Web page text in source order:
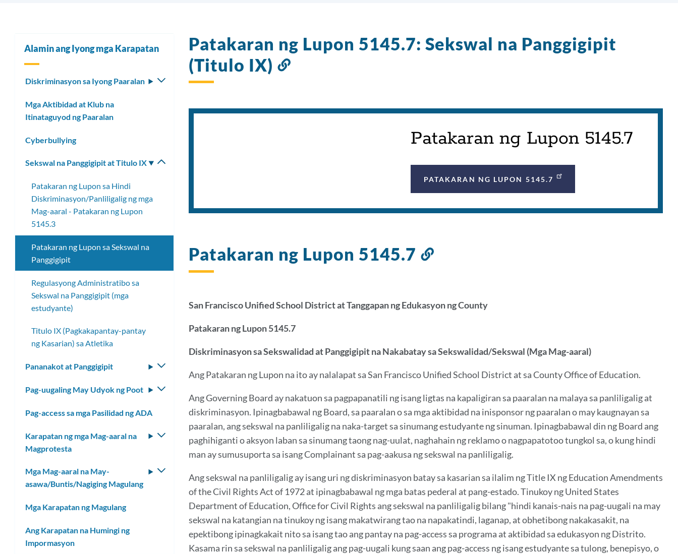
Patakaran ng Lupon 5145.7: Sekswal na Panggigipit
(Titulo IX)
Link
ito
Patakaran ng Lupon 5145.7
PATAKARAN NG LUPON 5145.7
Patakaran ng Lupon 5145.7
Link
ito
San Francisco Unified School District at Tanggapan ng Edukasyon ng County
Patakaran ng Lupon 5145.7
Diskriminasyon sa Sekswalidad at Panggigipit na Nakabatay sa Sekswalidad/Sekswal (Mga Mag-aaral)
Ang Patakaran ng Lupon na ito ay nalalapat sa San Francisco Unified School District at sa County Office of Education.
Ang Governing Board ay nakatuon sa pagpapanatili ng isang ligtas na kapaligiran sa paaralan na malaya sa panliligalig at
diskriminasyon. Ipinagbabawal ng Board, sa paaralan o sa mga aktibidad na inisponsor ng paaralan o may kaugnayan sa
paaralan, ang sekswal na panliligalig na naka-target sa sinumang estudyante ng sinuman. Ipinagbabawal din ng Board ang
paghihiganti o aksyon laban sa sinumang taong nag-uulat, naghahain ng reklamo o nagpapatotoo tungkol sa, o kung hindi
man ay sumusuporta sa isang Complainant sa pag-aakusa ng sekswal na panliligalig.
Ang sekswal na panliligalig ay isang uri ng diskriminasyon batay sa kasarian sa ilalim ng Title IX ng Education Amendments
of the Civil Rights Act of 1972 at ipinagbabawal ng mga batas pederal at pang-estado. Tinukoy ng United States
Department of Education, Office for Civil Rights ang sekswal na panliligalig bilang "hindi kanais-nais na pag-uugali na may
sekswal na katangian na tinukoy ng isang makatwirang tao na napakatindi, laganap, at obhetibong nakakasakit, na
epektibong ipinagkakait nito sa isang tao ang pantay na pag-access sa programa at aktibidad sa edukasyon ng Distrito.
Kasama rin sa sekswal na panliligalig ang pag-uugali kung saan ang pag-access ng isang estudyante sa tulong, benepisyo, o
Alamin ang Iyong mga Karapatan
Diskriminasyon sa Iyong Paaralan
I-
Mga Aktibidad at Klub na
Itinataguyod ng Paaralan
Cyberbullying
Sekswal na Panggigipit at Titulo IX
I-
Patakaran ng Lupon sa Hindi
Diskriminasyon/Panliligalig ng mga
Mag-aaral - Patakaran ng Lupon
5145.3
Patakaran ng Lupon sa Sekswal na
Panggigipit
Regulasyong Administratibo sa
Sekswal na Panggigipit (mga
estudyante)
Titulo IX (Pagkakapantay-pantay
ng Kasarian) sa Atletika
Pananakot at Panggigipit
I-
submenu
Pag-uugaling May Udyok ng Poot
I-
submenu
Pag-access sa mga Pasilidad ng ADA
Karapatan ng mga Mag-aaral na
Magprotesta
I-
submenu
Mga Mag-aaral na May-
asawa/Buntis/Nagiging Magulang
I-
submenu
Mga Karapatan ng Magulang
Ang Karapatan na Humingi ng
Impormasyon